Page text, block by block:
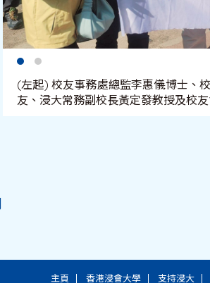
(左起) 校友事務處總監李惠儀博士、
友、浸大常務副校長黃定發教授及校
主頁 香港浸會大學 支持浸大